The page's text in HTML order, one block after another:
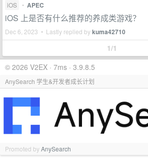
iOS • APEC
iOS 上是否有什么推荐的养成类游戏？
Dec 6, 2023 • Lastly replied bykuma42710
1/1
© 2026 V2EX · 7ms · 3.9.8.5
AnySearch 学生&开发者成长计划
Promoted byAnySearch